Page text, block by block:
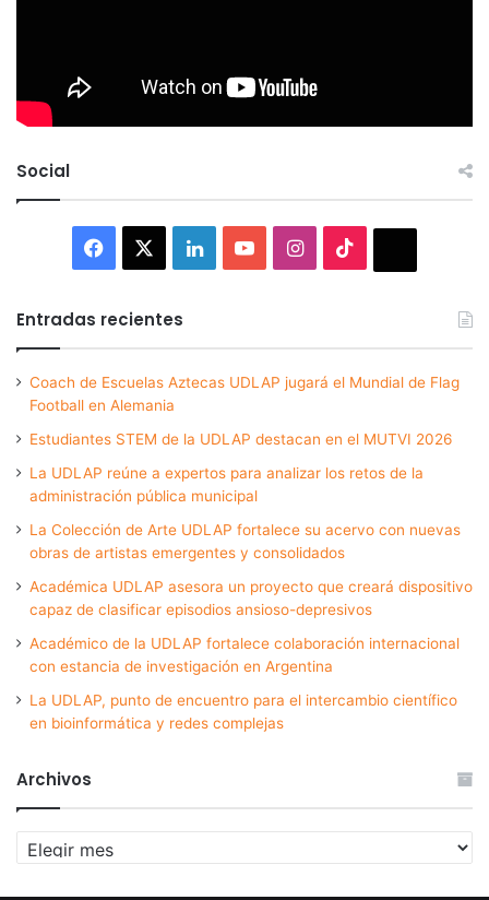
Social
Facebook LinkedInYouTubeInstagram
Entradas recientes
Coach de Escuelas Aztecas UDLAP jugará el Mundial de Flag
Football en Alemania
Estudiantes STEM de la UDLAP destacan en el MUTVI 2026
La UDLAP reúne a expertos para analizar los retos de la
administración pública municipal
La Colección de Arte UDLAP fortalece su acervo con nuevas
obras de artistas emergentes y consolidados
Académica UDLAP asesora un proyecto que creará dispositivo
capaz de clasificar episodios ansioso-depresivos
Académico de la UDLAP fortalece colaboración internacional
con estancia de investigación en Argentina
La UDLAP, punto de encuentro para el intercambio científico
en bioinformática y redes complejas
Archivos
Archivos